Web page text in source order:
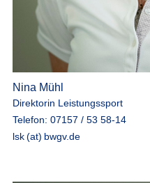
Nina Mühl
Direktorin Leistungssport
Telefon: 07157 / 53 58-14
lsk (at) bwgv.de